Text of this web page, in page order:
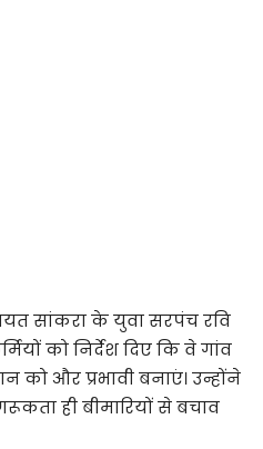
सांकरा के युवा सरपंच रवि
को निर्देश दिए कि वे गांव
को और प्रभावी बनाएं। उन्होंने
ही बीमारियों से बचाव